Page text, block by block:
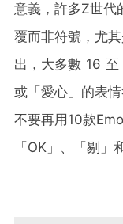
意義，許多Z世代
覆而非符號，尤
出，大多數 16 至
或「愛心」的表
不要再用10款
「OK」、「剔」